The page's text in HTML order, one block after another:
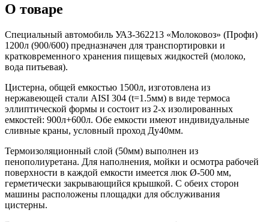
О товаре
Специальный автомобиль УАЗ-362213 «Молоковоз» (Профи)
1200л (900/600) предназначен для транспортировки и
кратковременного хранения пищевых жидкостей (молоко,
вода питьевая).
Цистерна, общей емкостью 1500л, изготовлена из
нержавеющей стали AISI 304 (t=1.5мм) в виде термоса
эллиптической формы и состоит из 2-х изолированных
емкостей: 900л+600л. Обе емкости имеют индивидуальные
сливные краны, условный проход Ду40мм.
Термоизоляционный слой (50мм) выполнен из
пенополиуретана. Для наполнения, мойки и осмотра рабочей
поверхности в каждой емкости имеется люк Ø-500 мм,
герметически закрывающийся крышкой. С обеих сторон
машины расположены площадки для обслуживания
цистерны.